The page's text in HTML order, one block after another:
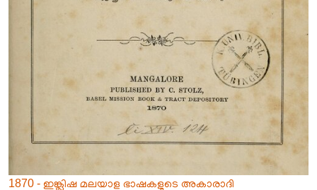
1870 - ഇങ്ക്ലിഷ മലയാള ഭാഷകളുടെ അകാരാദി